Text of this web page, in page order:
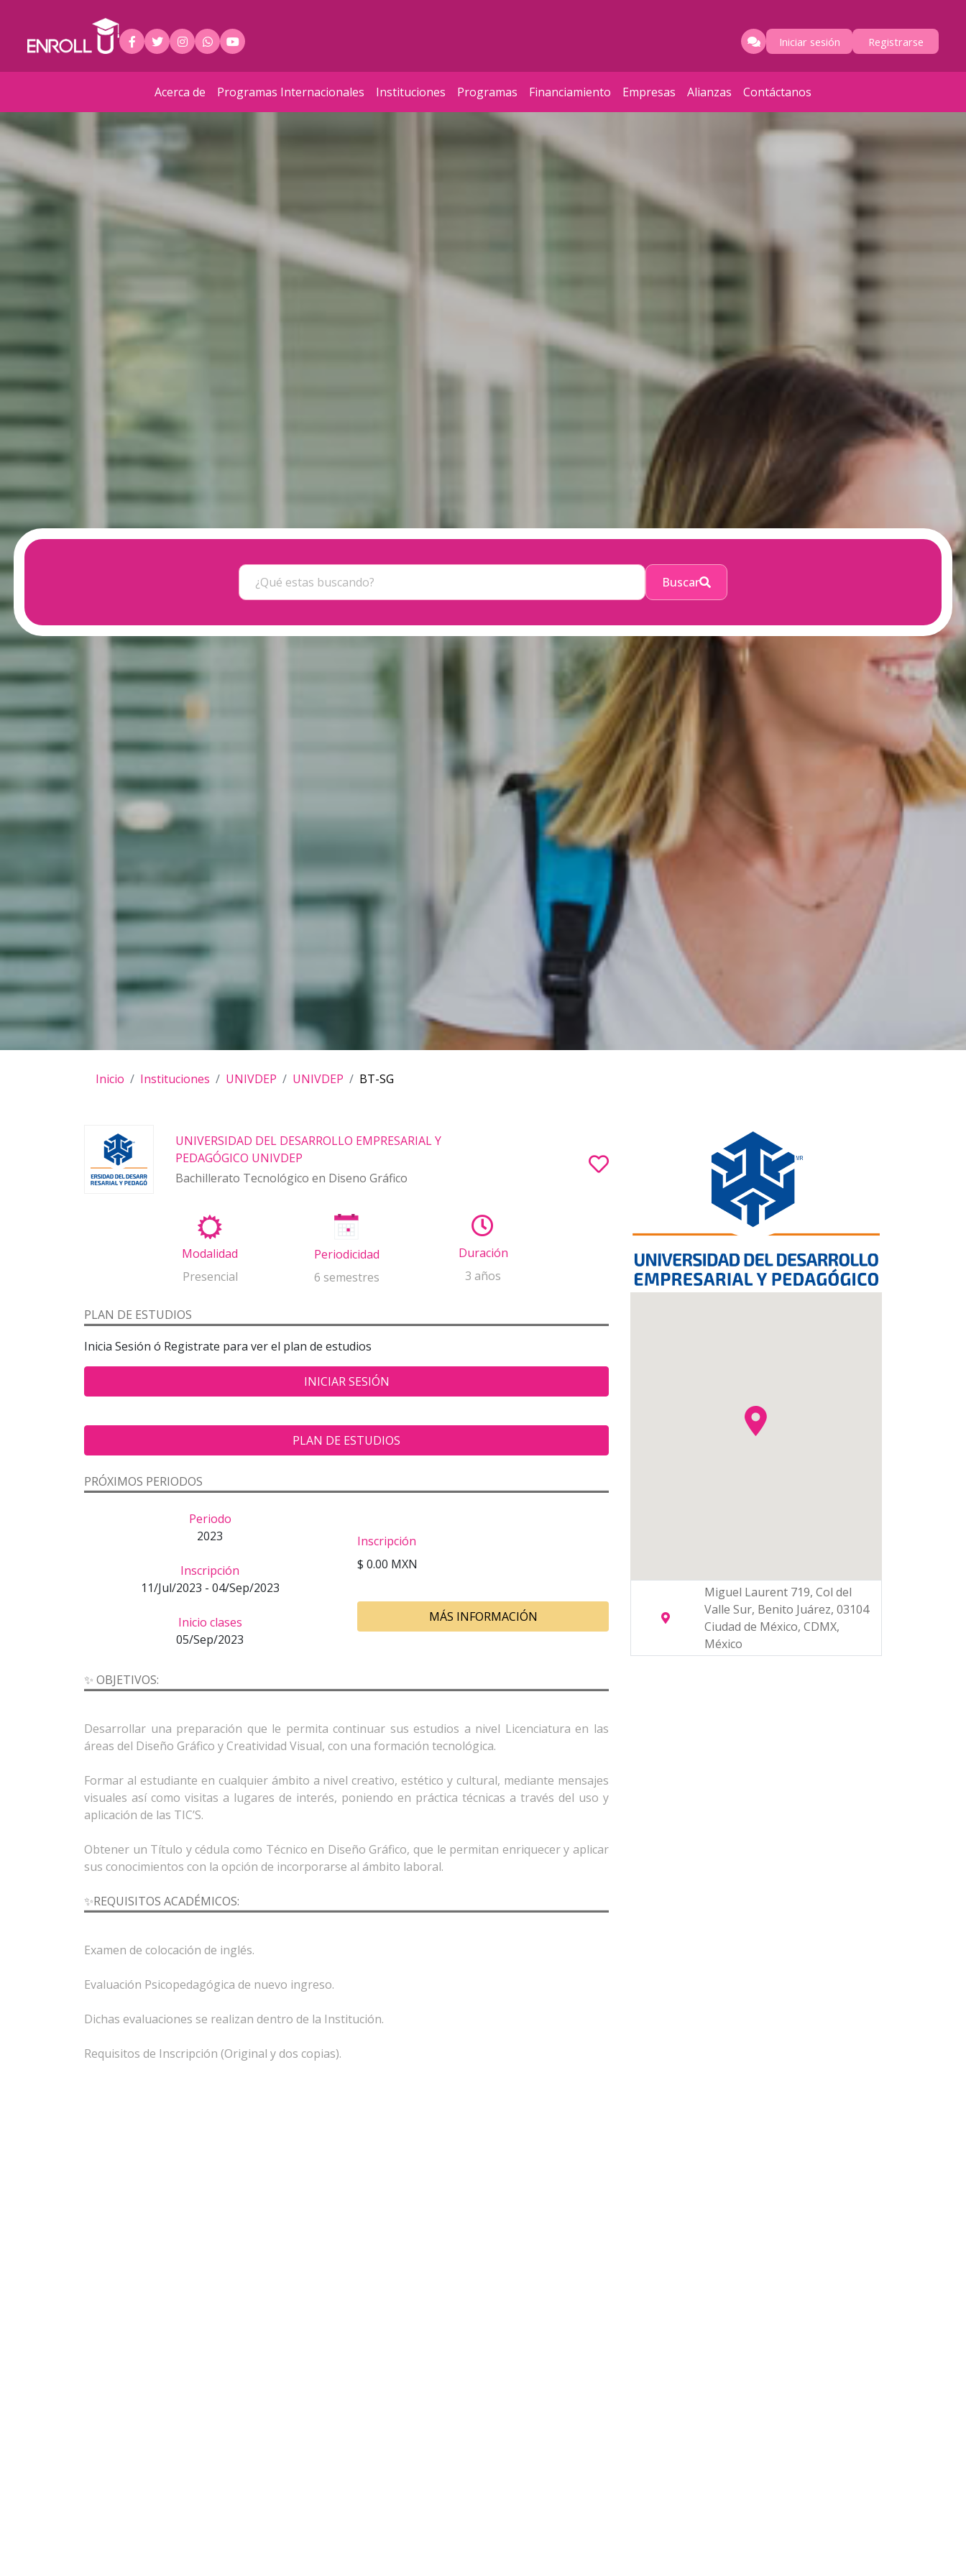
Iniciar sesión Registrarse
Acerca de Programas Internacionales Instituciones Programas Financiamiento Empresas Alianzas Contáctanos
Buscar
Inicio Instituciones UNIVDEP UNIVDEP BT-SG
UNIVERSIDAD DEL DESARROLLO EMPRESARIAL Y
PEDAGÓGICO UNIVDEP
Bachillerato Tecnológico en Diseno Gráfico
Modalidad
Presencial
Periodicidad
6 semestres
Duración
3 años
PLAN DE ESTUDIOS
Inicia Sesión ó Registrate para ver el plan de estudios
INICIAR SESIÓN
PLAN DE ESTUDIOS
PRÓXIMOS PERIODOS
Periodo
2023
Inscripción
11/Jul/2023 - 04/Sep/2023
Inicio clases
05/Sep/2023
Inscripción
$ 0.00 MXN
MÁS INFORMACIÓN
✨ OBJETIVOS:
Desarrollar una preparación que le permita continuar sus estudios a nivel Licenciatura en las
áreas del Diseño Gráfico y Creatividad Visual, con una formación tecnológica.
Formar al estudiante en cualquier ámbito a nivel creativo, estético y cultural, mediante mensajes
visuales así como visitas a lugares de interés, poniendo en práctica técnicas a través del uso y
aplicación de las TIC’S.
Obtener un Título y cédula como Técnico en Diseño Gráfico, que le permitan enriquecer y aplicar
✨REQUISITOS ACADÉMICOS:
Examen de colocación de inglés.
Evaluación Psicopedagógica de nuevo ingreso.
Dichas evaluaciones se realizan dentro de la Institución.
Requisitos de Inscripción (Original y dos copias).
Miguel Laurent 719, Col del
Valle Sur, Benito Juárez, 03104
Ciudad de México, CDMX,
México